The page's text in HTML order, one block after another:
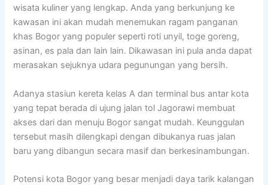
wisata kuliner yang lengkap. Anda yang berkunjung ke
kawasan ini akan mudah menemukan ragam panganan
khas Bogor yang populer seperti roti unyil, toge goreng,
asinan, es pala dan lain lain. Dikawasan ini pula anda dapat
merasakan sejuknya udara pegunungan yang bersih.
Adanya stasiun kereta kelas A dan terminal bus antar kota
yang tepat berada di ujung jalan tol Jagorawi membuat
akses dari dan menuju Bogor sangat mudah. Keunggulan
tersebut masih dilengkapi dengan dibukanya ruas jalan
baru yang dibangun secara masif dan berkesinambungan.
Potensi kota Bogor yang besar menjadi daya tarik kalangan